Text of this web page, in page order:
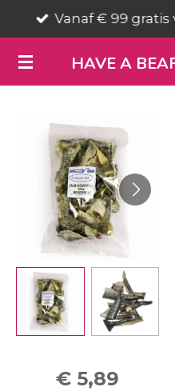
direct
naar
de
HAVE A
Vanaf € 99
€ 5,89